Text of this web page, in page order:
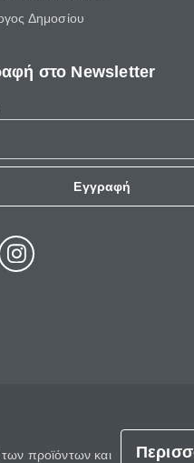
Δημοσίου
στο Newsletter
Εγγραφή
προϊόντων και